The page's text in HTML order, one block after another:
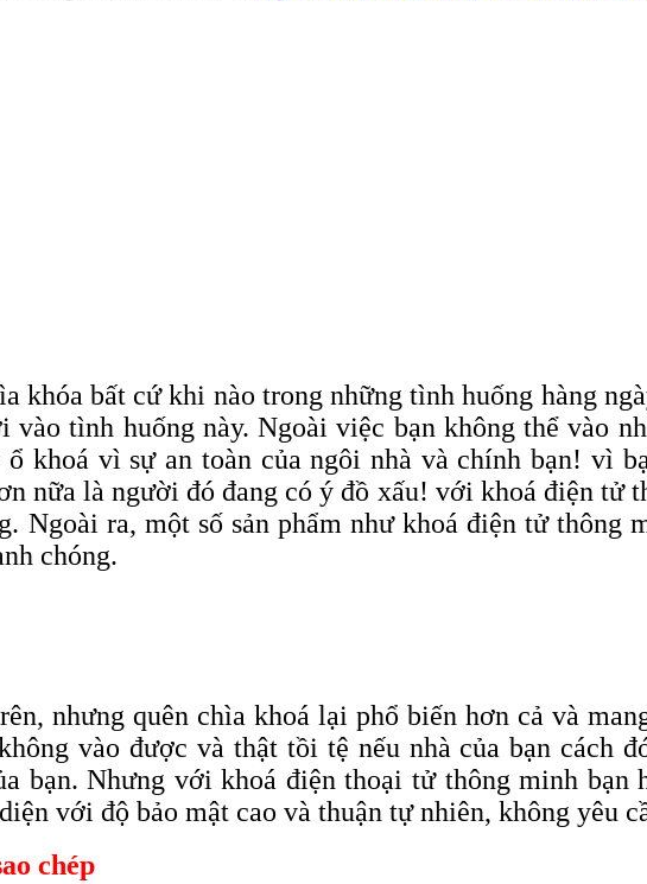
khóa bất cứ khi nào trong những tình huống hàng
tình huống này. Ngoài việc bạn không thể vào
khoá vì sự an toàn của ngôi nhà và chính bạn! vì
nữa là người đó đang có ý đồ xấu! với khoá điện tử
Ngoài ra, một số sản phẩm như khoá điện tử
chóng.
nhưng quên chìa khoá lại phổ biến hơn cả và
vào được và thật tồi tệ nếu nhà của bạn cách
bạn. Nhưng với khoá điện thoại tử thông minh
với độ bảo mật cao và thuận tự nhiên, không yêu
chép